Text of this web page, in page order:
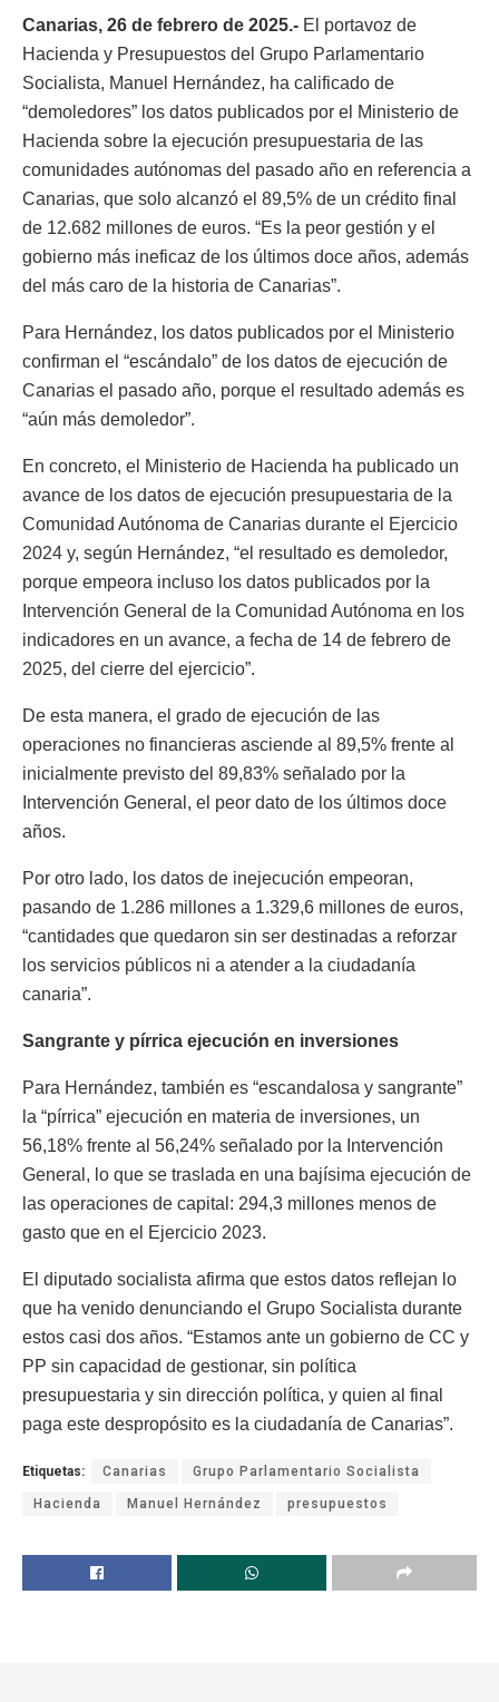
Canarias, 26 de febrero de 2025.- El portavoz de
Hacienda y Presupuestos del Grupo Parlamentario
Socialista, Manuel Hernández, ha calificado de
“demoledores” los datos publicados por el Ministerio de
Hacienda sobre la ejecución presupuestaria de las
comunidades autónomas del pasado año en referencia a
Canarias, que solo alcanzó el 89,5% de un crédito final
de 12.682 millones de euros. “Es la peor gestión y el
gobierno más ineficaz de los últimos doce años, además
del más caro de la historia de Canarias”.
Para Hernández, los datos publicados por el Ministerio
confirman el “escándalo” de los datos de ejecución de
Canarias el pasado año, porque el resultado además es
“aún más demoledor”.
En concreto, el Ministerio de Hacienda ha publicado un
avance de los datos de ejecución presupuestaria de la
Comunidad Autónoma de Canarias durante el Ejercicio
2024 y, según Hernández, “el resultado es demoledor,
porque empeora incluso los datos publicados por la
Intervención General de la Comunidad Autónoma en los
indicadores en un avance, a fecha de 14 de febrero de
2025, del cierre del ejercicio”.
De esta manera, el grado de ejecución de las
operaciones no financieras asciende al 89,5% frente al
inicialmente previsto del 89,83% señalado por la
Intervención General, el peor dato de los últimos doce
años.
Por otro lado, los datos de inejecución empeoran,
pasando de 1.286 millones a 1.329,6 millones de euros,
“cantidades que quedaron sin ser destinadas a reforzar
los servicios públicos ni a atender a la ciudadanía
canaria”.
Sangrante y pírrica ejecución en inversiones
Para Hernández, también es “escandalosa y sangrante”
la “pírrica” ejecución en materia de inversiones, un
56,18% frente al 56,24% señalado por la Intervención
General, lo que se traslada en una bajísima ejecución de
las operaciones de capital: 294,3 millones menos de
gasto que en el Ejercicio 2023.
El diputado socialista afirma que estos datos reflejan lo
que ha venido denunciando el Grupo Socialista durante
estos casi dos años. “Estamos ante un gobierno de CC y
PP sin capacidad de gestionar, sin política
presupuestaria y sin dirección política, y quien al final
paga este despropósito es la ciudadanía de Canarias”.
Etiquetas: Canarias Grupo Parlamentario Socialista
Hacienda Manuel Hernández presupuestos